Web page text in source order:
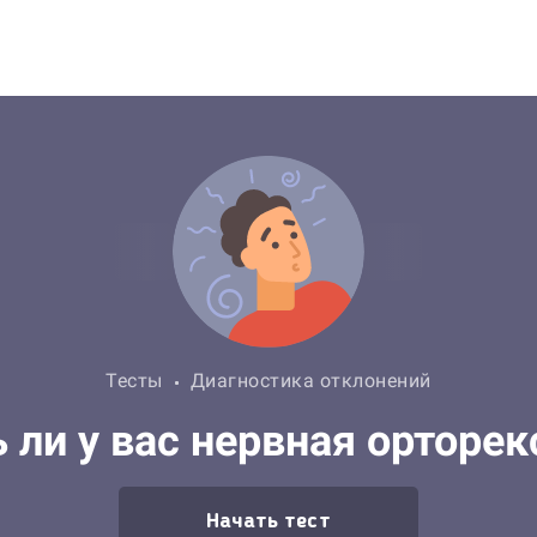
Тесты Диагностика отклонений
ли у вас нервная
Начать тест